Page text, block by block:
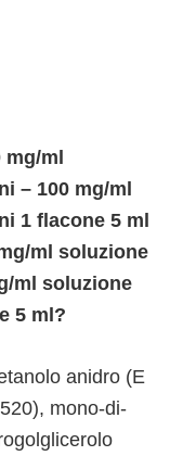
ml
– 100 mg/ml
1 flacone 5 ml
ml soluzione
ml soluzione
5 ml?
anidro (E
mono-di-